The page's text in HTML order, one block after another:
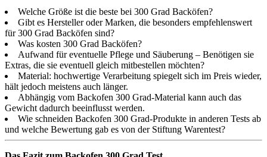
Welche Größe ist die beste bei 300 Grad Backöfen?
Gibt es Hersteller oder Marken, die besonders empfehlenswert
für 300 Grad Backöfen sind?
Was kosten 300 Grad Backöfen?
Aufwand für eventuelle Pflege und Säuberung – Benötigen sie
Extras, die sie eventuell gleich mitbestellen möchten?
Material: hochwertige Verarbeitung spiegelt sich im Preis wieder,
hält jedoch meistens auch länger.
Abhängig vom Backofen 300 Grad-Material kann auch das
Gewicht dadurch beeinflusst werden.
Wie schneiden Backofen 300 Grad-Produkte in anderen Tests ab
und welche Bewertung gab es von der Stiftung Warentest?